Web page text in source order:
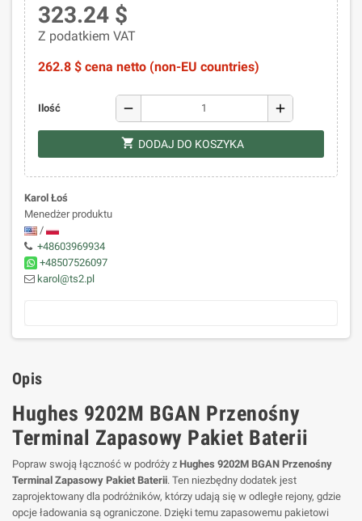
323.24 $
Z podatkiem VAT
262.8 $ cena netto (non-EU countries)
Ilość remove add
shopping_cart DODAJ DO KOSZYKA
Karol Łoś
Menedżer produktu
/
+48603969934
+48507526097
karol@ts2.pl
Opis
Hughes 9202M BGAN Przenośny
Terminal Zapasowy Pakiet Baterii
Popraw swoją łączność w podróży z Hughes 9202M BGAN Przenośny
Terminal Zapasowy Pakiet Baterii. Ten niezbędny dodatek jest
zaprojektowany dla podróżników, którzy udają się w odległe rejony, gdzie
opcje ładowania są ograniczone. Dzięki temu zapasowemu pakietowi